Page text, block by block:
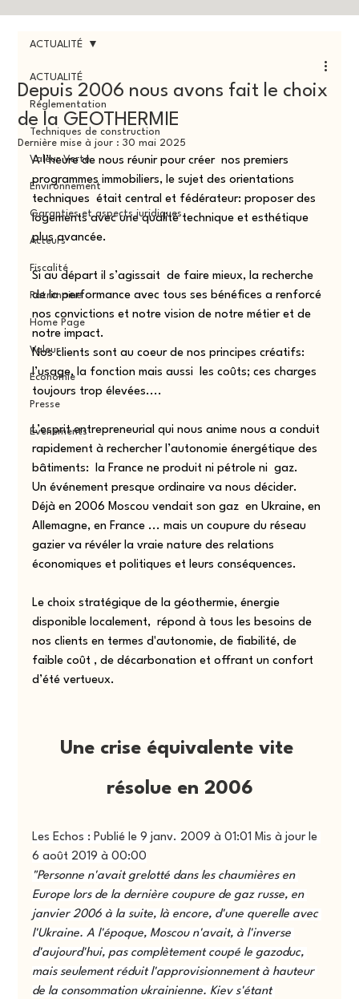
ACTUALITÉ
Réglementation
Techniques de construction
Valeur Verte
Environnement
Garanties et aspects juridiques
Acteurs
Fiscalité
Patrimoine
Home Page
Valeur
Economie
Presse
Événements
ACTUALITÉ
Depuis 2006 nous avons fait le choix
de la GEOTHERMIE
Dernière mise à jour :30 mai 2025
A l’heure de nous réunir pour créer  nos premiers
programmes immobiliers, le sujet des orientations
techniques  était central et fédérateur: proposer des
logements avec une qualité technique et esthétique
plus avancée.
Si au départ il s’agissait  de faire mieux, la recherche
de la performance avec tous ses bénéfices a renforcé
nos convictions et notre vision de notre métier et de
notre impact.
Nos clients sont au coeur de nos principes créatifs:
l’usage, la fonction mais aussi  les coûts; ces charges
toujours trop élevées....
L’esprit entrepreneurial qui nous anime nous a conduit
rapidement à rechercher l’autonomie énergétique des
bâtiments:  la France ne produit ni pétrole ni  gaz.
Un événement presque ordinaire va nous décider.
Déjà en 2006 Moscou vendait son gaz  en Ukraine, en
Allemagne, en France ... mais un coupure du réseau
gazier va révéler la vraie nature des relations
économiques et politiques et leurs conséquences.
Le choix stratégique de la géothermie, énergie
disponible localement,  répond à tous les besoins de
nos clients en termes d'autonomie, de fiabilité, de
faible coût , de décarbonation et offrant un confort
d’été vertueux.
Une crise équivalente vite
résolue en 2006
Les Echos : Publié le 9 janv. 2009 à 01:01 Mis à jour le
6 août 2019 à 00:00
"Personne n'avait grelotté dans les chaumières en
Europe lors de la dernière coupure de gaz russe, en
janvier 2006 à la suite, là encore, d'une querelle avec
l'Ukraine. A l'époque, Moscou n'avait, à l'inverse
d'aujourd'hui, pas complètement coupé le gazoduc,
mais seulement réduit l'approvisionnement à hauteur
de la consommation ukrainienne. Kiev s'étant